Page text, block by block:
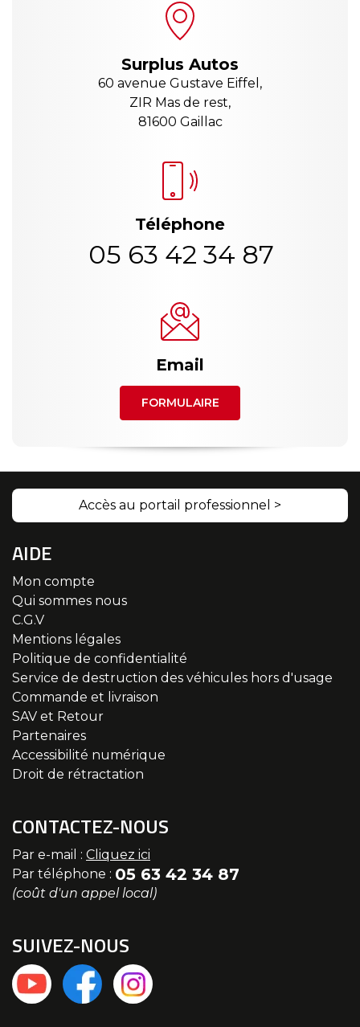
Surplus Autos
60 avenue Gustave Eiffel,
ZIR Mas de rest,
81600 Gaillac
Téléphone
05 63 42 34 87
Email
FORMULAIRE
Accès au portail professionnel >
AIDE
Mon compte
Qui sommes nous
C.G.V
Mentions légales
Politique de confidentialité
Service de destruction des véhicules hors d'usage
Commande et livraison
SAV et Retour
Partenaires
Accessibilité numérique
Droit de rétractation
CONTACTEZ-NOUS
Par e-mail : Cliquez ici
Par téléphone : 05 63 42 34 87
(coût d'un appel local)
SUIVEZ-NOUS